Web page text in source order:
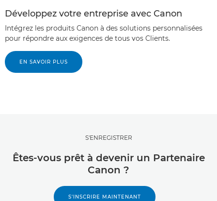
Développez votre entreprise avec Canon
Intégrez les produits Canon à des solutions personnalisées
pour répondre aux exigences de tous vos Clients.
EN SAVOIR PLUS
S'ENREGISTRER
Êtes-vous prêt à devenir un Partenaire
Canon ?
S'INSCRIRE MAINTENANT